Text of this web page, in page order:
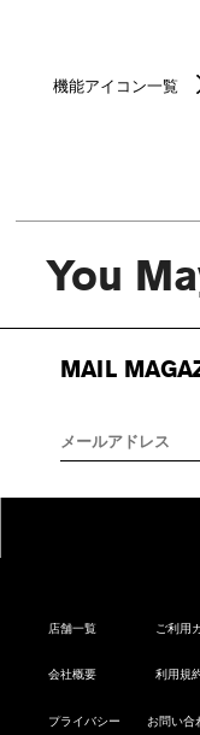
機能アイコン一覧
You
MAIL
店舗一覧 ご利用
会社概要 利用規
プライバシー お問い合